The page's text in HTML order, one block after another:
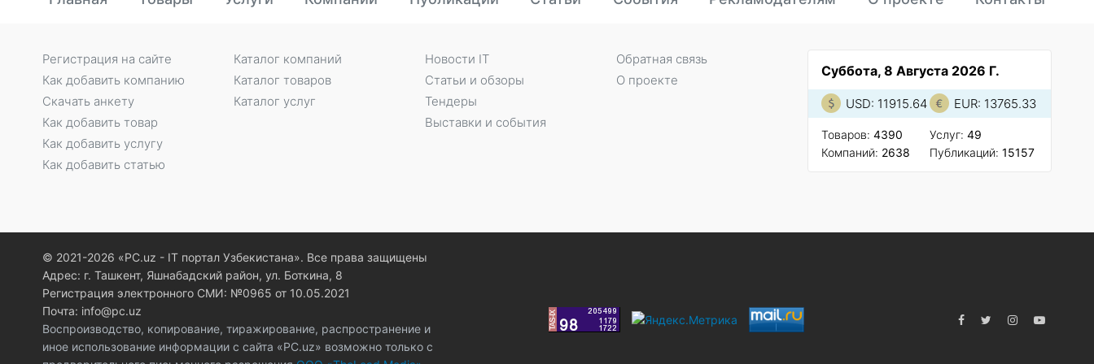
Суббота, 8 Августа 2026 Г.
USD: 11915.64 EUR: 13765.33
Товаров: 4390
Компаний: 2638
Услуг: 49
Публикаций: 15157
Регистрация на сайте
Как добавить компанию
Скачать анкету
Как добавить товар
Как добавить услугу
Как добавить статью
Каталог компаний
Каталог товаров
Каталог услуг
Новости IT
Статьи и обзоры
Тендеры
Выставки и события
Обратная связь
О проекте
© 2021-2026 «PC.uz - IT портал Узбекистана». Все права защищены
Адрес: г. Ташкент, Яшнабадский район, ул. Боткина, 8
Регистрация электронного СМИ: №0965 от 10.05.2021
Почта: info@pc.uz
Воспроизводство, копирование, тиражирование, распространение и
иное использование информации с сайта «PC.uz» возможно только с